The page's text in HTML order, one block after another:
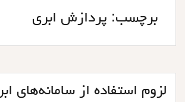
برچسب: پردازش ابری
لزوم استفاده از سامانه‌های